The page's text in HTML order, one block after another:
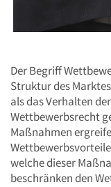
Der Begriff
Struktur des
als das Verhalten
Wettbewerbsrecht
Maßnahmen
welche dieser
beschränken den